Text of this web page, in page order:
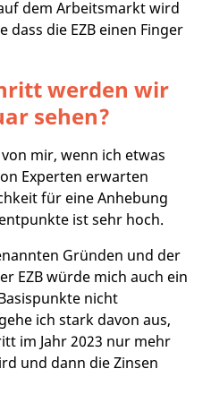
dem Arbeitsmarkt wird
die EZB einen Finger
werden wir
sehen?
mir, wenn ich etwas
Experten erwarten
für eine Anhebung
ist sehr hoch.
Gründen und der
EZB würde mich auch ein
nicht
ich stark davon aus,
im Jahr 2023 nur mehr
und dann die Zinsen